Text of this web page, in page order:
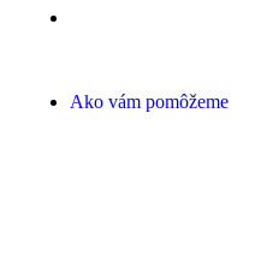
Ako vám pomôžeme